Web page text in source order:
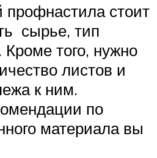
профнастила стоит
сырье, тип
Кроме того, нужно
листов и
к ним.
по
материала вы